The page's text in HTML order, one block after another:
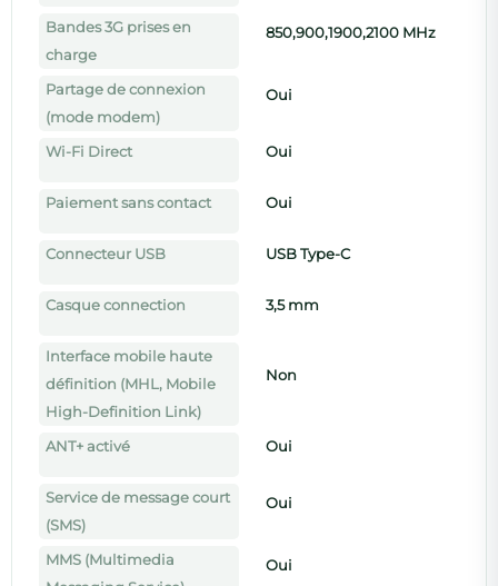
Bandes 3G prises en
charge
850,900,1900,2100 MHz
Partage de connexion
(mode modem)
Oui
Wi-Fi Direct Oui
Paiement sans contact Oui
Connecteur USB USB Type-C
Casque connection 3,5 mm
Interface mobile haute
définition (MHL, Mobile
High-Definition Link)
Non
ANT+ activé Oui
Service de message court
(SMS)
Oui
MMS (Multimedia
Oui